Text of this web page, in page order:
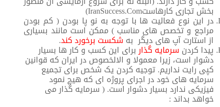
بخش تجاری کارهاستIranSuccess.Com)
در این نوع فعالیت ها با توجه به نو پا بودن ( کم بودن
مراجع و تخصص های مناسب ) ممکن است مانند بسیاری
از استارت آپ های دیگر به شکست برخورد کند.
پیدا کردن سرمایه گذاربرای این کسب و کار ها بسیار
دشوار است، زیرا معمولا و الالخصوص در ایران که قوانین
کپی رایت نداریم. توجیه کردن یک شخص برای تجمیع
سرمایه های خود در اجرای پروژه ای که هیچ نمود
فیزیکی ندارد بسیار دشوار است. ( سرمایه گذار می
خواهد بداند :